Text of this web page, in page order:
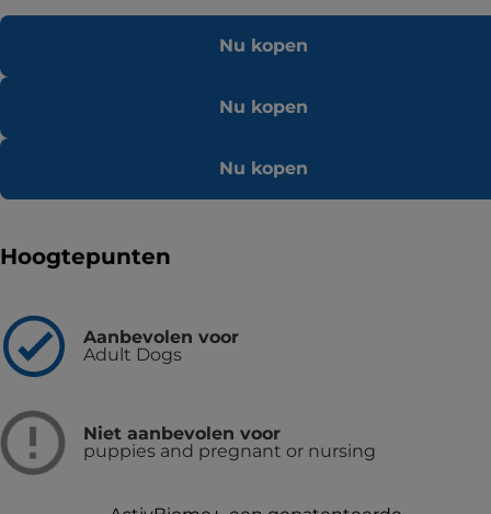
Nu kopen
Nu kopen
Nu kopen
Hoogtepunten
Aanbevolen voor
Adult Dogs
Niet aanbevolen voor
puppies and pregnant or nursing